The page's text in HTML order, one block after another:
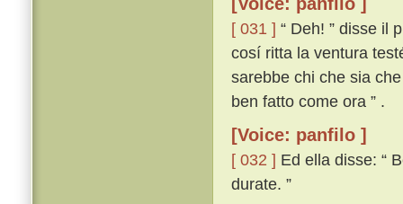
[ 031 ] “ Deh! ” disse il
cosí ritta la ventura
sarebbe chi che sia
ben fatto come ora ” .
[Voice: panfilo ]
[ 032 ] Ed ella disse: “
durate. ”